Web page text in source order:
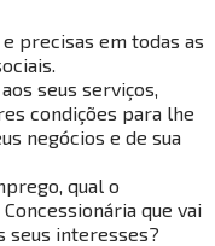
precisas em todas as
seus serviços,
condições para lhe
negócios e de sua
qual o
que vai
seus interesses?